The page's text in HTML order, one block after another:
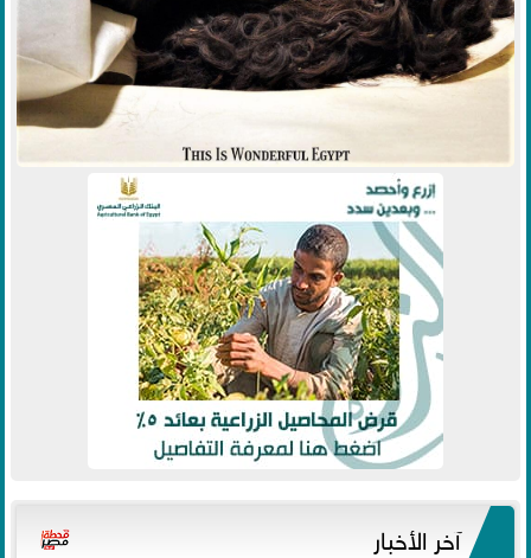
آخر الأخبار